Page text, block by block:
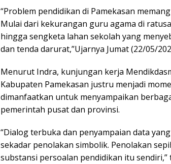
“Problem pendidikan di Pamekasan
Mulai dari kekurangan guru agama di
hingga sengketa lahan sekolah yang
dan tenda darurat,”Ujarnya Jumat (22/05/
Menurut Indra, kunjungan kerja
Kabupaten Pamekasan justru menjadi
dimanfaatkan untuk menyampaikan
pemerintah pusat dan provinsi.
“Dialog terbuka dan penyampaian data
sekadar penolakan simbolik. Penolakan
substansi persoalan pendidikan itu sendiri,”